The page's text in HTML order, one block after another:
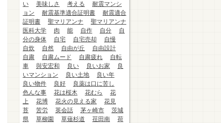
い
美味しさ 考える
耐震マンシ
ョン
耐震基準適合証明書
耐震適合
証明書
聖マリアンナ
聖マリアンナ
医科大学
肉 能 自作 自分
自
分の身体
自宅 自宅売却
自慢
自炊
自然 自由が丘
自由設計
自粛
自粛ムード 自粛疲れ
自転
車
與安宏和 良い 良いお家
良
いマンション
良い土地
良い年
良い物件
良好
良薬は口に苦し
色んな事
花は桜木 花むら
花
上
花博 花火の見える家
花見
苔
苦労 英会話 茅ヶ崎市
茨城
県
草柳園 草薙杉道 荏田南
荷